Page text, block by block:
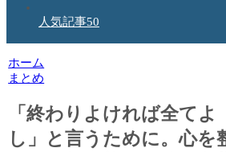
人気記事50
ホーム
まとめ
「終わりよければ全てよ
し」と言うために。心を